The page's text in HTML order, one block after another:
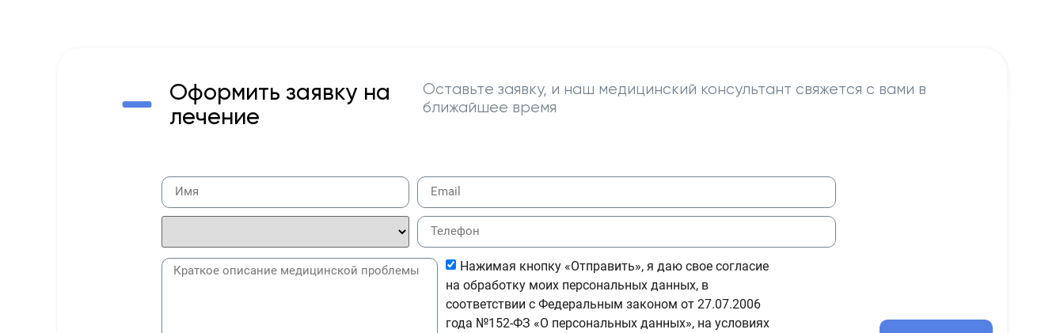
Оформить заявку на
лечение
Оставьте заявку, и наш медицинский консультант свяжется с вами в
ближайшее время
Нажимая кнопку «Отправить», я даю свое согласие
на обработку моих персональных данных, в
соответствии с Федеральным законом от 27.07.2006
года №152-ФЗ «О персональных данных», на условиях